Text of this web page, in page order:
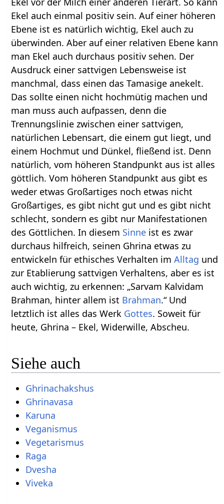
Ekel auch einmal positiv sein. Auf einer höheren
Ebene ist es natürlich wichtig, Ekel auch zu
überwinden. Aber auf einer relativen Ebene kann
man Ekel auch durchaus positiv sehen. Der
Ausdruck einer sattvigen Lebensweise ist
manchmal, dass einen das Tamasige anekelt.
Das sollte einen nicht hochmütig machen und
man muss auch aufpassen, denn die
Trennungslinie zwischen einer sattvigen,
natürlichen Lebensart, die einem gut liegt, und
einem Hochmut und Dünkel, fließend ist. Denn
natürlich, vom höheren Standpunkt aus ist alles
göttlich. Vom höheren Standpunkt aus gibt es
weder etwas Großartiges noch etwas nicht
Großartiges, es gibt nicht gut und es gibt nicht
schlecht, sondern es gibt nur Manifestationen
des Göttlichen. In diesem Sinne ist es zwar
durchaus hilfreich, seinen Ghrina etwas zu
entwickeln für ethisches Verhalten imAlltag und
zur Etablierung sattvigen Verhaltens, aber es ist
auch wichtig, zu erkennen: „Sarvam Kalvidam
Brahman, hinter allem ist Brahman.“ Und
letztlich ist alles das Werk Gottes. Soweit für
heute, Ghrina – Ekel, Widerwille, Abscheu.
Siehe auch
Ghrinachakshus
Ghrinavasa
Karuna
Veganismus
Vegetarismus
Raga
Dvesha
Viveka